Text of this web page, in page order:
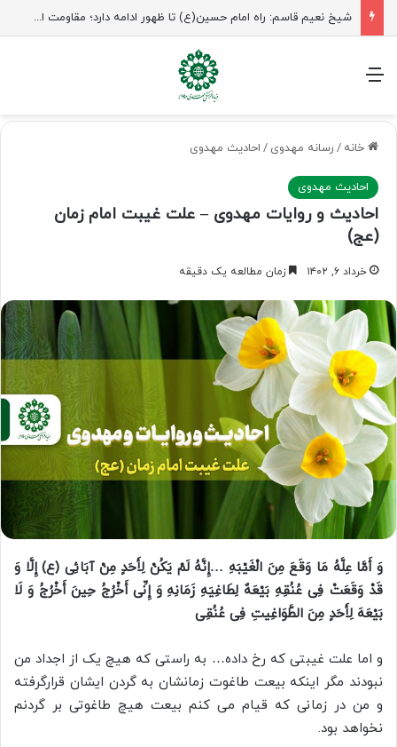
شیخ نعیم قاسم: راه امام حسین(ع) تا ظهور ادامه دارد؛ مقاومت از کربلا الهام می‌گیرد
منو
خانه / رسانه مهدوی / احادیث مهدوی
احادیث مهدوی
احادیث و روایات مهدوی – علت غیبت امام زمان
(عج)
خرداد ۶, ۱۴۰۲ زمان مطالعه یک دقیقه
وَ أَمَّا عِلَّهُ مَا وَقَعَ مِنَ الْغَیْبَهِ …إِنَّهُ لَمْ یَکُنْ لِأَحَدٍ مِنْ آبَائِی (ع) إِلَّا وَ
قَدْ وَقَعَتْ‏ فِی‏ عُنُقِهِ‏ بَیْعَهٌ لِطَاغِیَهِ زَمَانِهِ وَ إِنِّی أَخْرُجُ حِینَ أَخْرُجُ وَ لَا
بَیْعَهَ لِأَحَدٍ مِنَ الطَّوَاغِیتِ فِی عُنُقِی‏
و اما علت غیبتی که رخ داده… به راستی که هیچ یک از اجداد من
نبودند مگر اینکه بیعت طاغوت زمانشان به گردن ایشان قرارگرفته
و من در زمانی که قیام می کنم بیعت هیچ طاغوتی بر گردنم
نخواهد بود.